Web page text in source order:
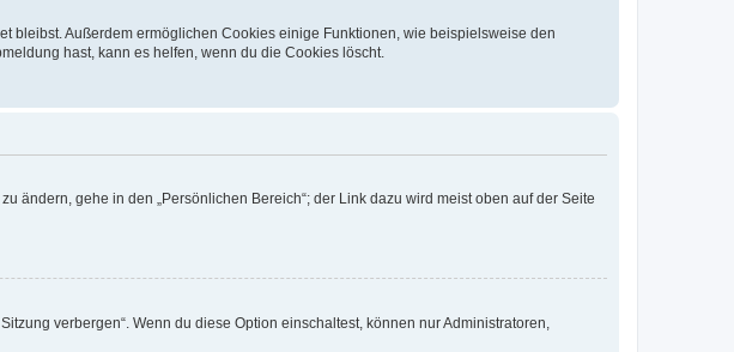
bleibst. Außerdem ermöglichen Cookies einige Funktionen, wie beispielsweise den
hast, kann es helfen, wenn du die Cookies löscht.
ändern, gehe in den „Persönlichen Bereich“; der Link dazu wird meist oben auf der Seite
verbergen“. Wenn du diese Option einschaltest, können nur Administratoren,